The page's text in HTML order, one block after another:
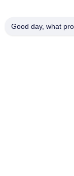
Chambre
Good day, what